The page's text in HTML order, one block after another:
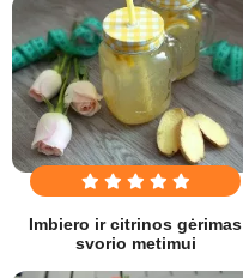
Imbiero ir citrinos gėrimas
svorio metimui